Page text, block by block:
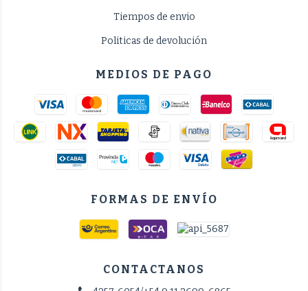
Tiempos de envio
Politicas de devolución
MEDIOS DE PAGO
FORMAS DE ENVÍO
CONTACTANOS